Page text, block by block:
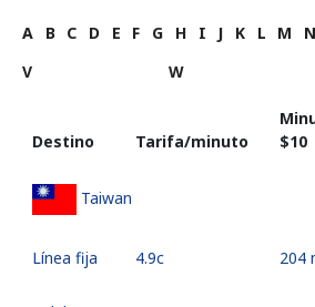
A B C D E F G H I J K L M N
V
W
Destino Tarifa/minuto
⁦$10⁩
Taiwan
Línea fija ⁦4.9c⁩ 204